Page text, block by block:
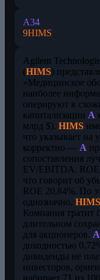
A34
9HIMS
Agilent
(HIMS)
«Медицинское
наиболее
оперируют в
капитализации A
млрд $). HIMS
что указывает на
корректно — A
сопоставления
EV/EBITDA. ROE
что говорит об
ROE 20,84%. По
однозначно. HIMS
Компания тратит
длительном
для акционеров. A
доходностью
дивиденды не
инвесторов,
набирает 71 из